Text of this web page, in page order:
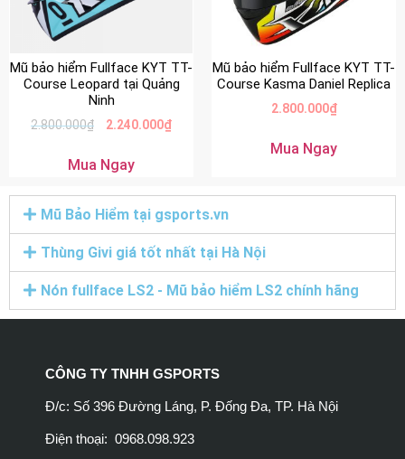
Mũ bảo hiểm Fullface KYT TT-
Course Leopard tại Quảng
Ninh
2.800.000₫ 2.240.000₫
Mua Ngay
Mũ bảo hiểm Fullface KYT TT-
Course Kasma Daniel Replica
2.800.000₫
Mua Ngay
Mũ Bảo Hiểm tại gsports.vn
Thùng Givi giá tốt nhất tại Hà Nội
Nón fullface LS2 - Mũ bảo hiểm LS2 chính hãng
CÔNG TY TNHH GSPORTS
Đ/c: Số 396 Đường Láng, P. Đống Đa, TP. Hà Nội
Điện thoại: 0968.098.923